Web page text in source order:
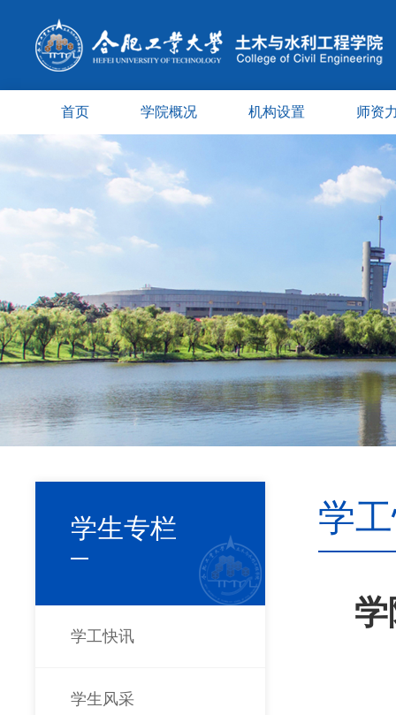
首页 学院概况 机构设置 师资
学生专栏
学工快讯
学生风采
学
学